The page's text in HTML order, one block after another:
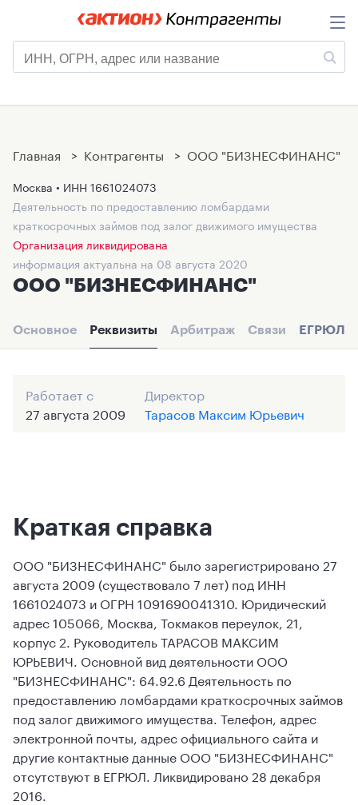
Главная > Контрагенты > ООО "БИЗНЕСФИНАНС"
Москва • ИНН 1661024073
Деятельность по предоставлению ломбардами
краткосрочных займов под залог движимого имущества
Организация ликвидирована
информация актуальна на 08 августа 2020
ООО "БИЗНЕСФИНАНС"
Основное Реквизиты Арбитраж Связи ЕГРЮЛ
Работает с
27 августа 2009
Директор
Тарасов Максим Юрьевич
Краткая справка
ООО "БИЗНЕСФИНАНС" было зарегистрировано 27
августа 2009 (существовало 7 лет) под ИНН
1661024073 и ОГРН 1091690041310. Юридический
адрес 105066, Москва, Токмаков переулок, 21,
корпус 2. Руководитель ТАРАСОВ МАКСИМ
ЮРЬЕВИЧ. Основной вид деятельности ООО
"БИЗНЕСФИНАНС": 64.92.6 Деятельность по
предоставлению ломбардами краткосрочных займов
под залог движимого имущества. Телефон, адрес
электронной почты, адрес официального сайта и
другие контактные данные ООО "БИЗНЕСФИНАНС"
отсутствуют в ЕГРЮЛ. Ликвидировано 28 декабря
2016.